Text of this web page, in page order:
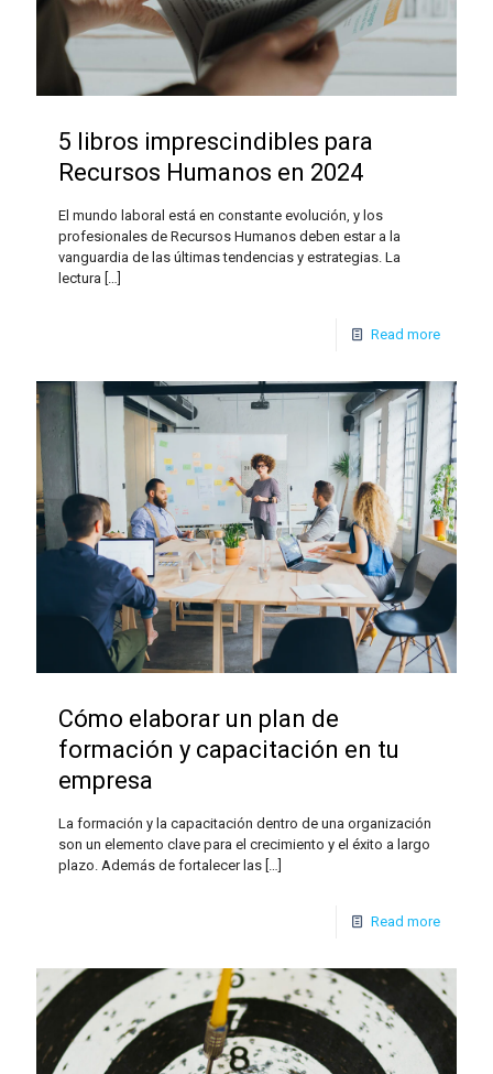
5 libros imprescindibles para
Recursos Humanos en 2024
El mundo laboral está en constante evolución, y los
profesionales de Recursos Humanos deben estar a la
vanguardia de las últimas tendencias y estrategias. La
lectura […]
Read more
Cómo elaborar un plan de
formación y capacitación en tu
empresa
La formación y la capacitación dentro de una organización
son un elemento clave para el crecimiento y el éxito a largo
plazo. Además de fortalecer las
Read more